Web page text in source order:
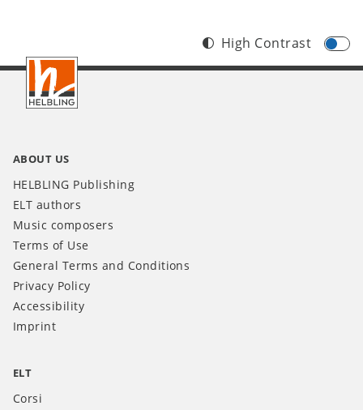
Footer
High Contrast
ABOUT US
HELBLING Publishing
ELT authors
Music composers
Terms of Use
General Terms and Conditions
Privacy Policy
Accessibility
Imprint
ELT
Corsi